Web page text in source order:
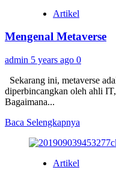
Artikel
Mengenal Metaverse
admin 5 years ago 0
Sekarang ini, metaverse
diperbincangkan oleh ahli
Bagaimana...
Baca Selengkapnya
about
Artikel